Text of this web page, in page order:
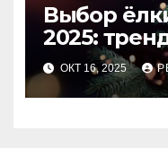
Выбор
2025:
ОКТ 16, 2025